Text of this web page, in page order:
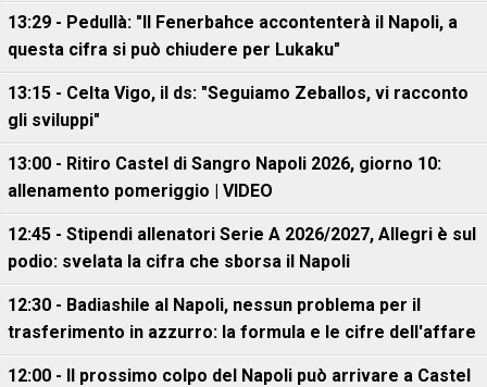
13:29 - Pedullà: "Il Fenerbahce accontenterà il Napoli, a
questa cifra si può chiudere per Lukaku"
13:15 - Celta Vigo, il ds: "Seguiamo Zeballos, vi racconto
gli sviluppi"
13:00 - Ritiro Castel di Sangro Napoli 2026, giorno 10:
allenamento pomeriggio | VIDEO
12:45 - Stipendi allenatori Serie A 2026/2027, Allegri è sul
podio: svelata la cifra che sborsa il Napoli
12:30 - Badiashile al Napoli, nessun problema per il
trasferimento in azzurro: la formula e le cifre dell'affare
12:00 - Il prossimo colpo del Napoli può arrivare a Castel